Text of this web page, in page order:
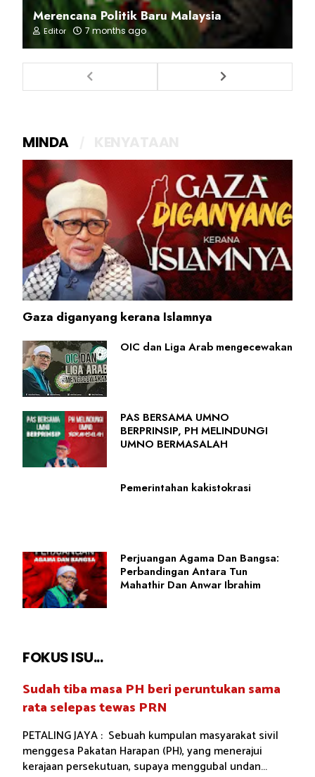
Merencana Politik Baru Malaysia
Editor 7 months ago
MINDA
Gaza diganyang kerana Islamnya
OIC dan Liga Arab mengecewakan
PAS BERSAMA UMNO
BERPRINSIP, PH MELINDUNGI
UMNO BERMASALAH
Pemerintahan kakistokrasi
Perjuangan Agama Dan Bangsa:
Perbandingan Antara Tun
Mahathir Dan Anwar Ibrahim
FOKUS ISU...
Sudah tiba masa PH beri peruntukan sama
rata selepas tewas PRN
PETALING JAYA : Sebuah kumpulan masyarakat sivil
menggesa Pakatan Harapan (PH), yang menerajui
kerajaan persekutuan, supaya menggubal undan...